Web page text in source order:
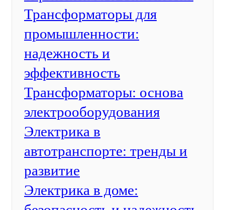
Трансформаторы для
промышленности:
надежность и
эффективность
Трансформаторы: основа
электрооборудования
Электрика в
автотранспорте: тренды и
развитие
Электрика в доме: